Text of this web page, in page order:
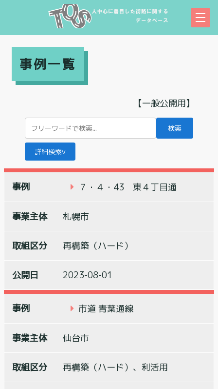
事例一覧
【一般公開用】
検索
詳細検索∨
７・４・43 東４丁目通
札幌市
再構築（ハード）
2023-08-01
市道 青葉通線
仙台市
再構築（ハード）、利活用